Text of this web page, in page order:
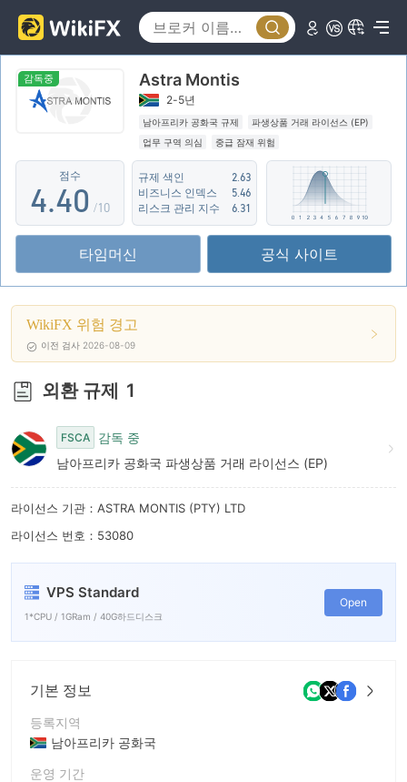
감독중 Astra Montis
2-5년
남아프리카 공화국 규제
파생상품 거래 라이선스 (EP)
업무 구역 의심
중급 잠재 위험
점수
0
1
3
4
5
6
7
8
9
.
0
1
3
4
5
6
7
8
9
0
1
2
3
4
5
6
7
8
9
/10
규제 색인
2.63
비즈니스 인덱스
5.46
리스크 관리 지수
6.31
타임머신 공식 사이트
WikiFX 위험 경고
이전 검사 2026-08-09
외환 규제 1
FSCA
감독 중
남아프리카 공화국 파생상품 거래 라이선스 (EP)
라이선스 기관：ASTRA MONTIS (PTY) LTD
라이선스 번호：53080
VPS Standard
1*CPU / 1GRam / 40G하드디스크
Open
기본 정보
등록지역
남아프리카 공화국
운영 기간